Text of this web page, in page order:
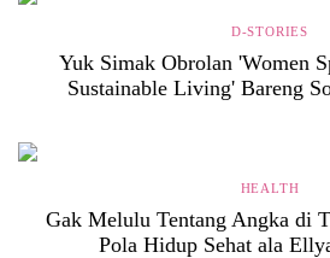
D-STORIES
Yuk Simak Obrolan 'Women
Sustainable Living' Bareng
HEALTH
Gak Melulu Tentang Angka di
Pola Hidup Sehat ala